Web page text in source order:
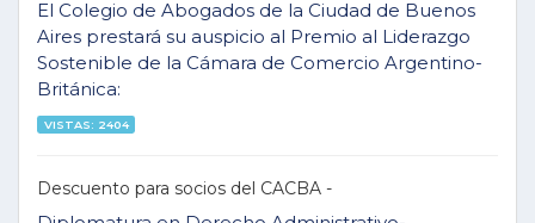
El Colegio de Abogados de la Ciudad de Buenos
Aires prestará su auspicio al Premio al Liderazgo
Sostenible de la Cámara de Comercio Argentino-
Británica:
VISTAS: 2404
Descuento para socios del CACBA -